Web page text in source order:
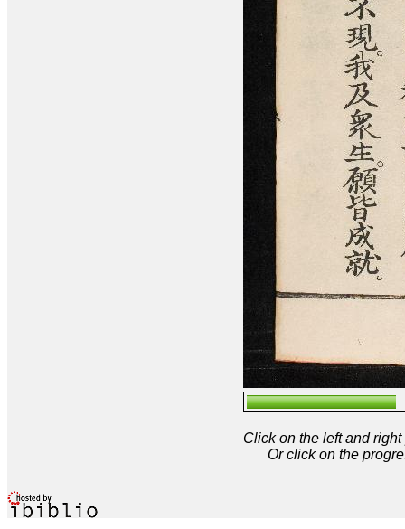
Click on the left and
Or click on the